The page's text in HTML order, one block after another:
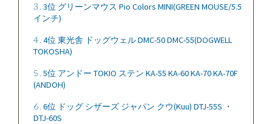
3 3位 グリーンマウス Pio Colors MINI(GREEN MOUSE/5.5
インチ)
4 4位 東光舎 ドッグウェル DMC-50 DMC-55(DOGWELL
TOKOSHA)
5 5位 アンドー TOKIO ステン KA-55 KA-60 KA-70 KA-70F
(ANDOH)
6 6位 ドッグ シザーズ ジャパン クウ(Kuu) DTJ-55S ・
DTJ-60S